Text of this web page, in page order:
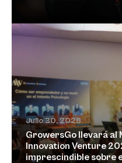
Julio 30, 2026
GrowersGo llevará al
Innovation Venture
imprescindible sobre